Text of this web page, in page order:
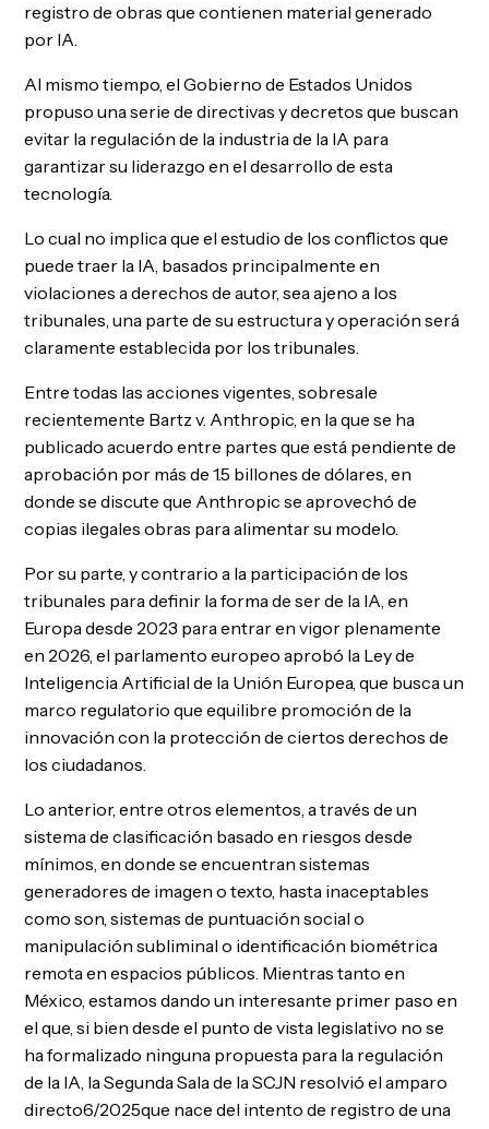
registro de obras que contienen material generado
por IA.
Al mismo tiempo, el Gobierno de Estados Unidos
propuso una serie de directivas y decretos que buscan
evitar la regulación de la industria de la IA para
garantizar su liderazgo en el desarrollo de esta
tecnología.
Lo cual no implica que el estudio de los conflictos que
puede traer la IA, basados principalmente en
violaciones a derechos de autor, sea ajeno a los
tribunales, una parte de su estructura y operación será
claramente establecida por los tribunales.
Entre todas las acciones vigentes, sobresale
recientemente Bartz v. Anthropic, en la que se ha
publicado acuerdo entre partes que está pendiente de
aprobación por más de 1.5 billones de dólares, en
donde se discute que Anthropic se aprovechó de
copias ilegales obras para alimentar su modelo.
Por su parte, y contrario a la participación de los
tribunales para definir la forma de ser de la IA, en
Europa desde 2023 para entrar en vigor plenamente
en 2026, el parlamento europeo aprobó la Ley de
Inteligencia Artificial de la Unión Europea, que busca un
marco regulatorio que equilibre promoción de la
innovación con la protección de ciertos derechos de
los ciudadanos.
Lo anterior, entre otros elementos, a través de un
sistema de clasificación basado en riesgos desde
mínimos, en donde se encuentran sistemas
generadores de imagen o texto, hasta inaceptables
como son, sistemas de puntuación social o
manipulación subliminal o identificación biométrica
remota en espacios públicos. Mientras tanto en
México, estamos dando un interesante primer paso en
el que, si bien desde el punto de vista legislativo no se
ha formalizado ninguna propuesta para la regulación
de la IA, la Segunda Sala de la SCJN resolvió el amparo
directo6/2025que nace del intento de registro de una